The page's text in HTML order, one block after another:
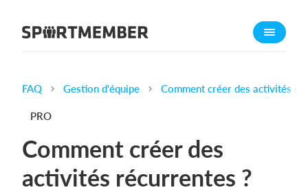
À propos de sportmember
Calendrier sportif
Collecte de cotisations
FAQ Gestion d'équipe Comment créer des activités
PRO
Comment créer des
activités récurrentes ?